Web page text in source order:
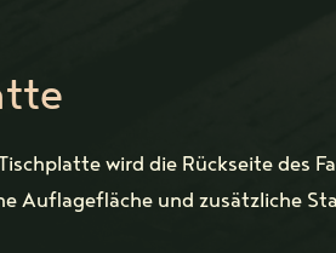
wird die Rückseite des
Auflagefläche und zusätzliche